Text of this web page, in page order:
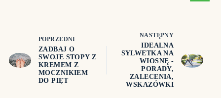
POPRZEDNI
ZADBAJ O
SWOJE STOPY Z
KREMEM Z
MOCZNIKIEM
DO PIĘT
NASTĘPNY
IDEALNA
SYLWETKA NA
WIOSNĘ -
PORADY,
ZALECENIA,
WSKAZÓWKI